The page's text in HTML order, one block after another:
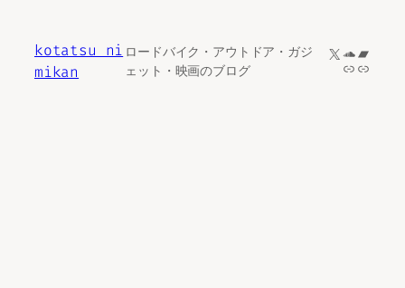
kotatsu ni
mikan
ロードバイク・アウトドア・ガジ
ェット・映画のブログ
X
リンクリンク